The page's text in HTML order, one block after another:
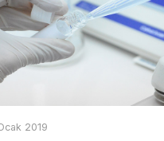
2019